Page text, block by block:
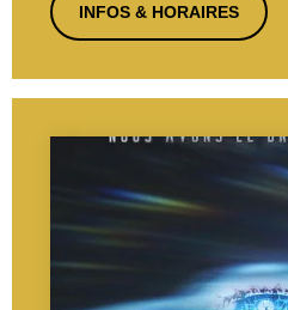
INFOS & HORAIRES